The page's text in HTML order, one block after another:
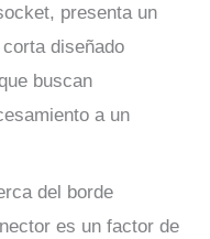
presenta un
diseñado
buscan
a un
del borde
es un factor de